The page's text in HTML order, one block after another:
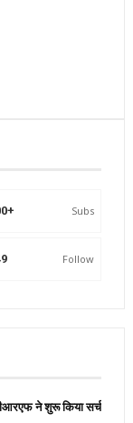
Subs
Follow
ने शुरू किया सर्च